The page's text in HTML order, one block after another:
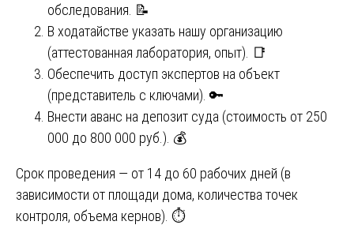
обследования. 📝
В ходатайстве указать нашу организацию
(аттестованная лаборатория, опыт). 📑
Обеспечить доступ экспертов на объект
(представитель с ключами). 🔑
Внести аванс на депозит суда (стоимость от 250
000 до 800 000 руб.). 💰
Срок проведения — от 14 до 60 рабочих дней (в
зависимости от площади дома, количества точек
контроля, объема кернов). ⏱️